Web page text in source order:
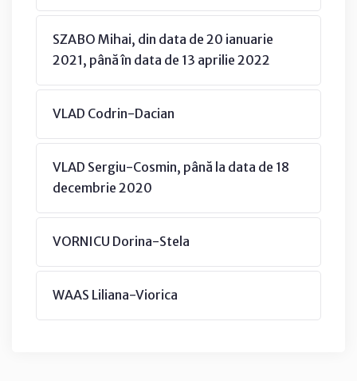
SZABO Mihai, din data de 20 ianuarie
2021, până în data de 13 aprilie 2022
VLAD Codrin-Dacian
VLAD Sergiu-Cosmin, până la data de 18
decembrie 2020
VORNICU Dorina-Stela
WAAS Liliana-Viorica